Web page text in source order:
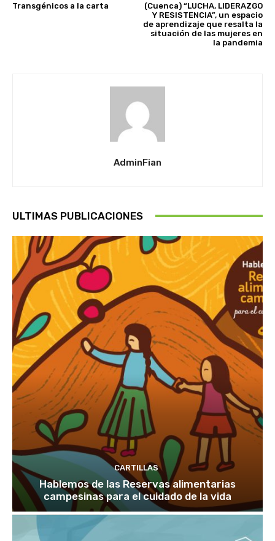
Transgénicos a la carta
(Cuenca) “LUCHA, LIDERAZGO
Y RESISTENCIA”, un espacio
de aprendizaje que resalta la
situación de las mujeres en
la pandemia
AdminFian
ULTIMAS PUBLICACIONES
CARTILLAS
Hablemos de las Reservas alimentarias
campesinas para el cuidado de la vida